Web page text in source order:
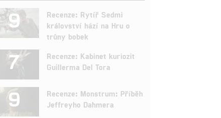
9
Recenze: Rytíř Sedmi
království hází na Hru o
trůny bobek
7
Recenze: Kabinet kuriozit
Guillerma Del Tora
9
Recenze: Monstrum: Příběh
Jeffreyho Dahmera